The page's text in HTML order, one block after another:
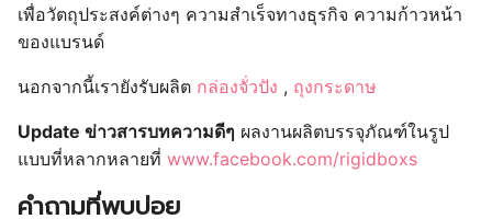
เพื่อวัตถุประสงค์ต่างๆ ความสำเร็จทางธุรกิจ ความก้าวหน้า
ของแบรนด์
นอกจากนี้เรายังรับผลิต กล่องจั่วปัง , ถุงกระดาษ
Update ข่าวสารบทความดีๆ ผลงานผลิตบรรจุภัณฑ์ในรูป
แบบที่หลากหลายที่ www.facebook.com/rigidboxs
คำถามที่พบบ่อย